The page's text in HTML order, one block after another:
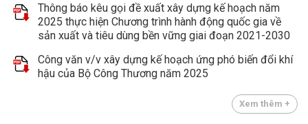
Thông báo kêu gọi đề xuất xây dựng kế hoạch năm
2025 thực hiện Chương trình hành động quốc gia về
sản xuất và tiêu dùng bền vững giai đoạn 2021-2030
Công văn v/v xây dựng kế hoạch ứng phó biến đổi khí
hậu của Bộ Công Thương năm 2025
Xem thêm +